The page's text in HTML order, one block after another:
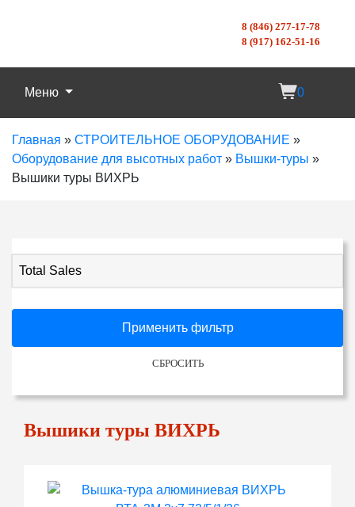
8 (846) 277-17-78
8 (917) 162-51-16
Меню 0
Главная » СТРОИТЕЛЬНОЕ ОБОРУДОВАНИЕ »
Оборудование для высотных работ » Вышки-туры »
Вышики туры ВИХРЬ
Total Sales
Применить фильтр
СБРОСИТЬ
Вышики туры ВИХРЬ